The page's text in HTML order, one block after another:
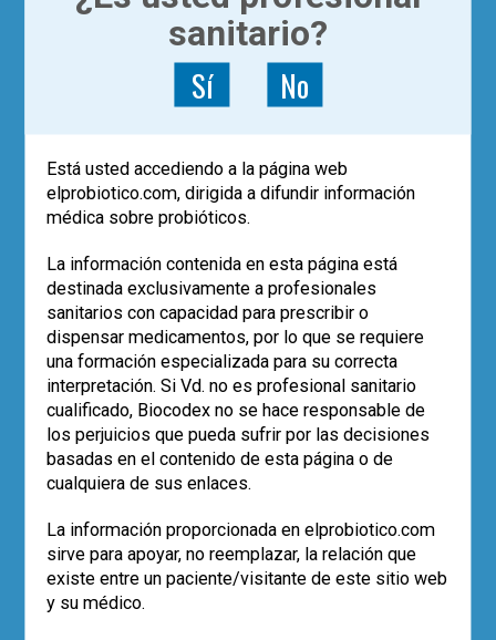
,probioticos ,profesionales
SEMiPyP 0
ACTUALÍZATE | ARTÍCULOS
Los probióticos y los
farmacéuticos
Dr. Guillermo Álvarez Calatayud
El farmacéutico es uno de los
profesionales sanitarios más
involucrados en el correcto uso de los
probióticos y, cada vez más, demanda
una formación necesaria para poder
sanitario?
Sí No
Está usted accediendo a la página web
elprobiotico.com, dirigida a difundir información
médica sobre probióticos.
La información contenida en esta página está
destinada exclusivamente a profesionales
sanitarios con capacidad para prescribir o
dispensar medicamentos, por lo que se requiere
una formación especializada para su correcta
interpretación. Si Vd. no es profesional sanitario
cualificado, Biocodex no se hace responsable de
los perjuicios que pueda sufrir por las decisiones
basadas en el contenido de esta página o de
cualquiera de sus enlaces.
La información proporcionada en elprobiotico.com
sirve para apoyar, no reemplazar, la relación que
existe entre un paciente/visitante de este sitio web
y su médico.